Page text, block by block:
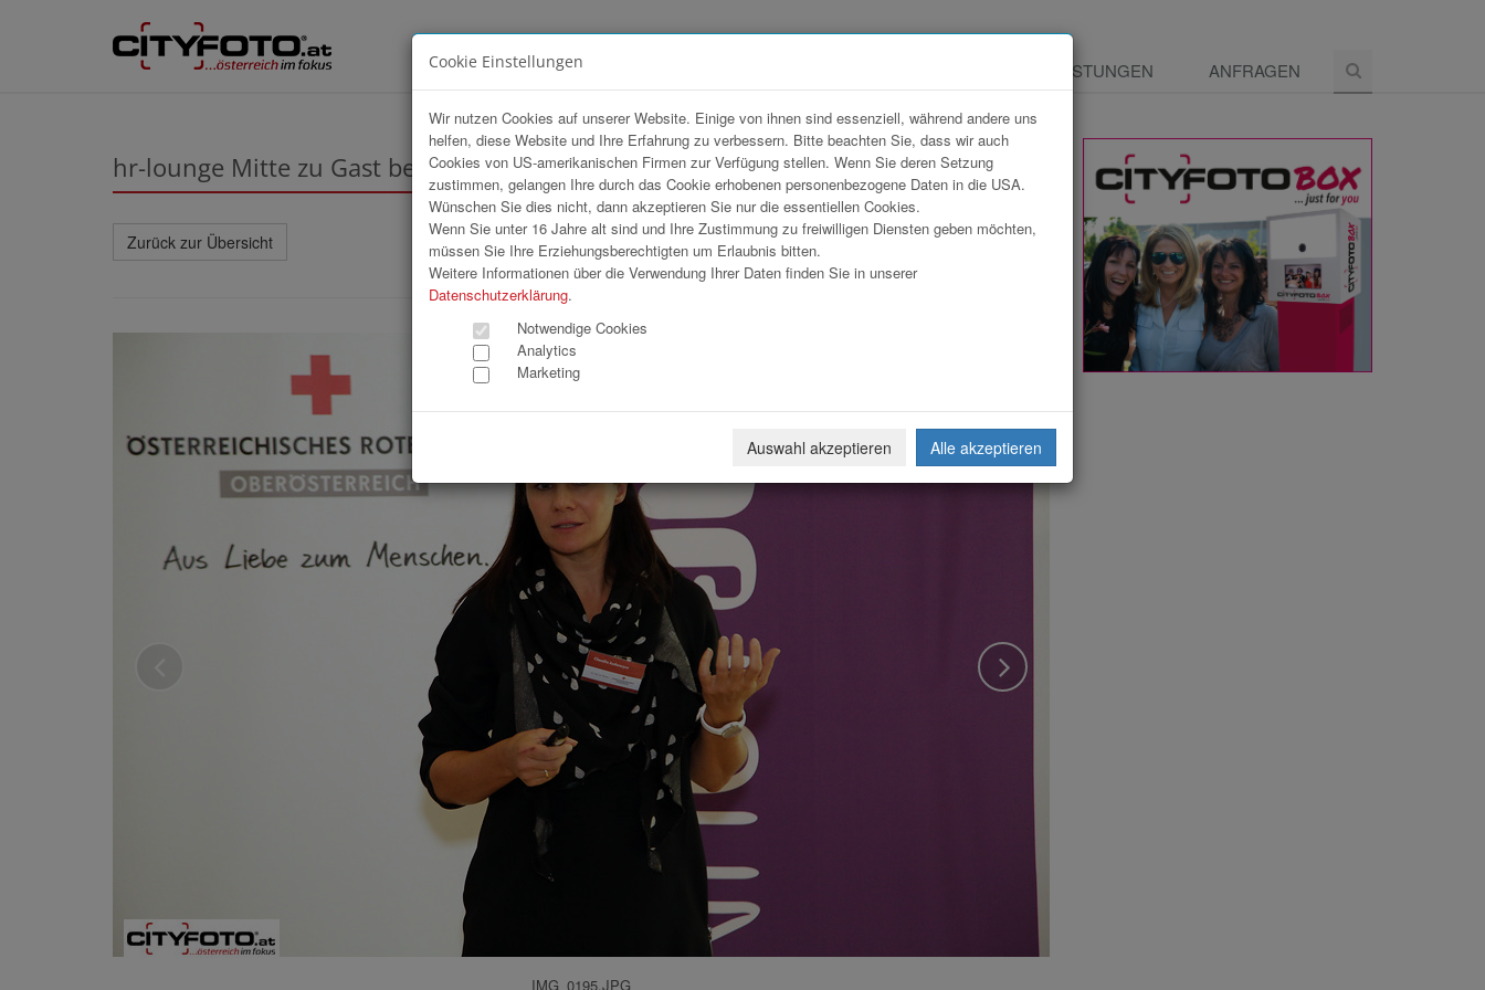
LEISTUNGEN ANFRAGEN
hr-lounge Mitte zu Gast beim Roten Kreuz OÖ
Zurück zur Übersicht Download Weiterleiten
IMG_0195.JPG
Cookie Einstellungen
Wir nutzen Cookies auf unserer Website. Einige von ihnen sind essenziell, während andere uns
helfen, diese Website und Ihre Erfahrung zu verbessern. Bitte beachten Sie, dass wir auch
Cookies von US-amerikanischen Firmen zur Verfügung stellen. Wenn Sie deren Setzung
zustimmen, gelangen Ihre durch das Cookie erhobenen personenbezogene Daten in die USA.
Wünschen Sie dies nicht, dann akzeptieren Sie nur die essentiellen Cookies.
Wenn Sie unter 16 Jahre alt sind und Ihre Zustimmung zu freiwilligen Diensten geben möchten,
müssen Sie Ihre Erziehungsberechtigten um Erlaubnis bitten.
Weitere Informationen über die Verwendung Ihrer Daten finden Sie in unserer
Datenschutzerklärung.
Notwendige Cookies
Analytics
Marketing
Auswahl akzeptieren Alle akzeptieren